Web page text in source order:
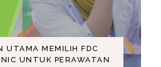
UTAMA MEMILIH FDC
UNTUK PERAWATAN